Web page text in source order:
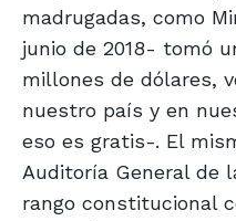
madrugadas, como
junio de 2018- tomó
millones de dólares,
nuestro país y en
eso es gratis-. El
Auditoría General de
rango constitucional